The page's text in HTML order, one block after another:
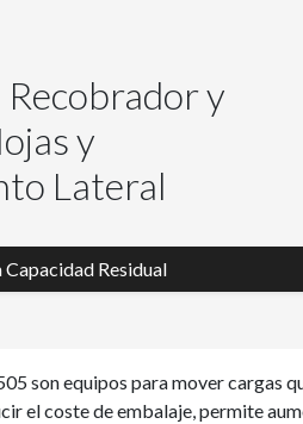
y
y
Lateral
Capacidad Residual
son equipos para mover cargas
el coste de embalaje, permite